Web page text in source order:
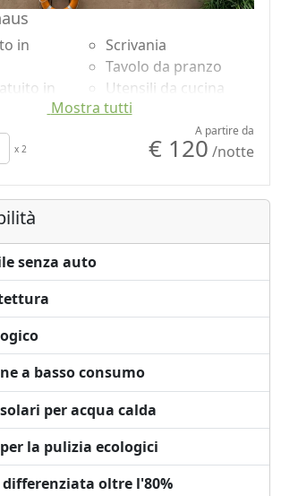
in
in
su
Scrivania
Tavolo da pranzo
Utensili da cucina
Frigorifero
Macchina per il caffé
Zona pranzo
Barbecue
Shampoo plastic-free,
Lavatrice
indipendente
Accessibilità
Mostra tutti
x 2
A partire da
€ 120 /notte
senza auto
a basso consumo
per acqua calda
la pulizia ecologici
oltre l'80%